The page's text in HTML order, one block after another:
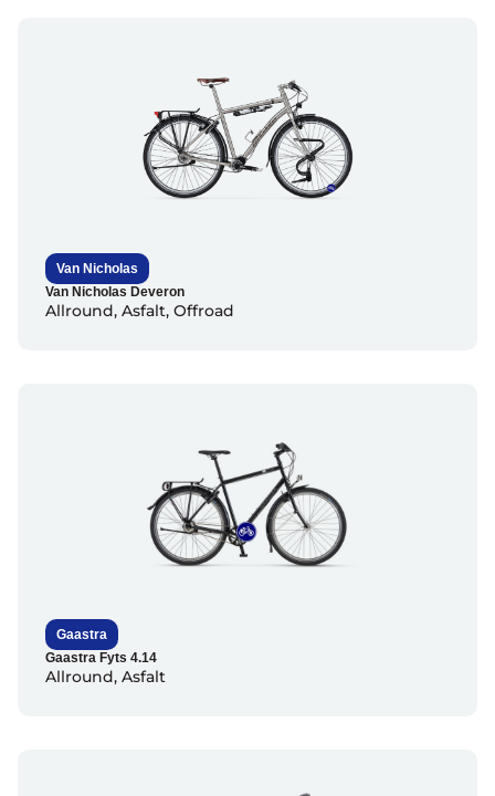
Van Nicholas
Van Nicholas Deveron
Allround, Asfalt, Offroad
Gaastra
Gaastra Fyts 4.14
Allround, Asfalt